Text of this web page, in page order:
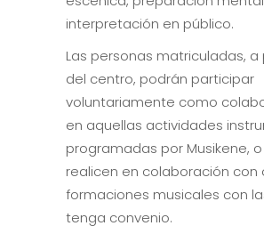
interpretación en público.
Las personas matriculadas,
del centro, podrán participar
voluntariamente como
en aquellas actividades
programadas por Musikene,
realicen en colaboración con
formaciones musicales con
tenga convenio.